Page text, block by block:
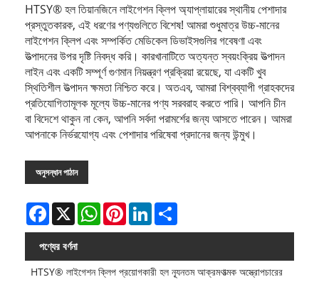
HTSY® হল তিয়ানজিনে লাইগেশন ক্লিপ অ্যাপ্লায়ারের স্থানীয় পেশাদার
প্রস্তুতকারক, এই ধরণের পণ্যগুলিতে বিশেষ! আমরা শুধুমাত্র উচ্চ-মানের
লাইগেশন ক্লিপ এবং সম্পর্কিত মেডিকেল ডিভাইসগুলির গবেষণা এবং
উত্পাদনের উপর দৃষ্টি নিবদ্ধ করি। কারখানাটিতে অত্যন্ত স্বয়ংক্রিয় উত্পাদন
লাইন এবং একটি সম্পূর্ণ গুণমান নিয়ন্ত্রণ প্রক্রিয়া রয়েছে, যা একটি খুব
স্থিতিশীল উত্পাদন ক্ষমতা নিশ্চিত করে। অতএব, আমরা বিশ্বব্যাপী গ্রাহকদের
প্রতিযোগিতামূলক মূল্যে উচ্চ-মানের পণ্য সরবরাহ করতে পারি। আপনি চীন
বা বিদেশে থাকুন না কেন, আপনি সর্বদা পরামর্শের জন্য আসতে পারেন। আমরা
আপনাকে নির্ভরযোগ্য এবং পেশাদার পরিষেবা প্রদানের জন্য উন্মুখ।
অনুসন্ধান পাঠান
Facebook
X WhatsAppPinterestLinkedIn
পণ্যের বর্ণনা
HTSY® লাইগেশন ক্লিপ প্রয়োগকারী হল ন্যূনতম আক্রমণাত্মক অস্ত্রোপচারের